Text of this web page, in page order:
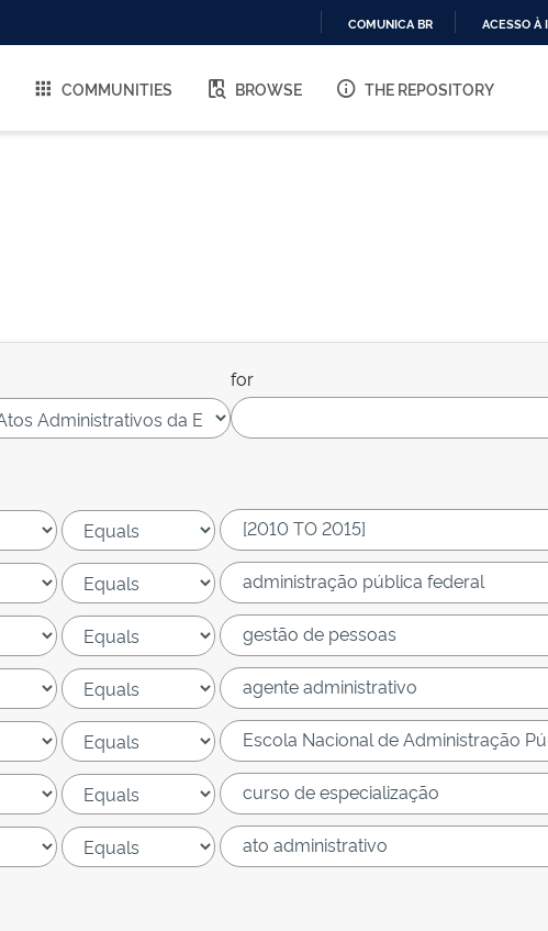
O
COMUNICA BR ACESSO À
COMMUNITIES BROWSE THE REPOSITORY
for